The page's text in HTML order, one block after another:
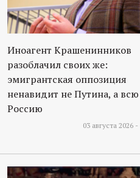
Иноагент Крашенинников
разоблачил своих же:
эмигрантская оппозиция
ненавидит не Путина, а всю
Россию
03 августа 2026 -